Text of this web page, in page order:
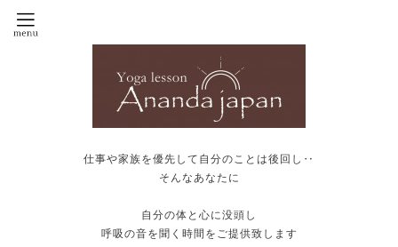
仕事や家族を優先して自分のことは後回し‥
そんなあなたに
自分の体と心に没頭し
呼吸の音を聞く時間をご提供致します